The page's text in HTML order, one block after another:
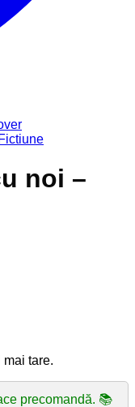
Fictiune
noi –
tare.
precomandă. 📚